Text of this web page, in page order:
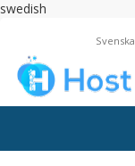
swedish
Svenska